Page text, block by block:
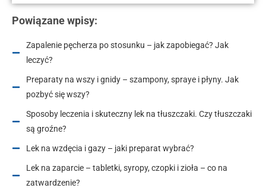
Powiązane wpisy:
Zapalenie pęcherza po stosunku – jak zapobiegać? Jak
leczyć?
Preparaty na wszy i gnidy – szampony, spraye i płyny. Jak
pozbyć się wszy?
Sposoby leczenia i skuteczny lek na tłuszczaki. Czy tłuszczaki
są groźne?
Lek na wzdęcia i gazy – jaki preparat wybrać?
Lek na zaparcie – tabletki, syropy, czopki i zioła – co na
zatwardzenie?